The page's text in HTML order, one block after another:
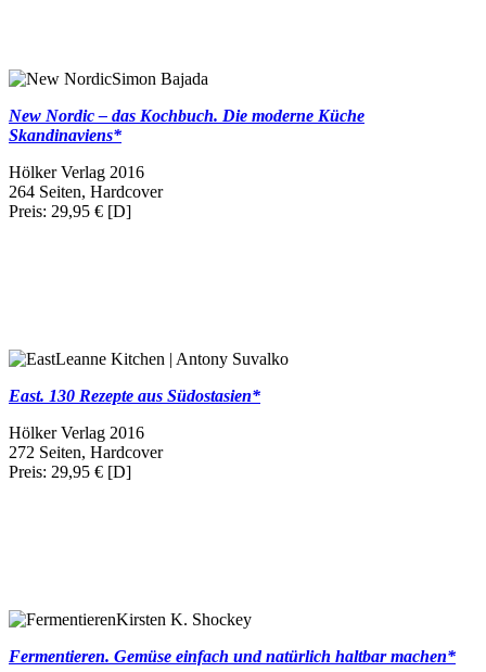
Simon Bajada
New Nordic – das Kochbuch. Die moderne Küche
Skandinaviens*
Hölker Verlag 2016
264 Seiten, Hardcover
Preis: 29,95 € [D]
Leanne Kitchen | Antony Suvalko
East. 130 Rezepte aus Südostasien*
Hölker Verlag 2016
272 Seiten, Hardcover
Preis: 29,95 € [D]
Kirsten K. Shockey
Fermentieren. Gemüse einfach und natürlich haltbar machen*